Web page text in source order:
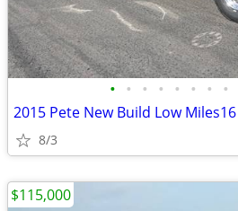
• • • • • • • •
2015 Pete New Build Low
8/3
$115,000